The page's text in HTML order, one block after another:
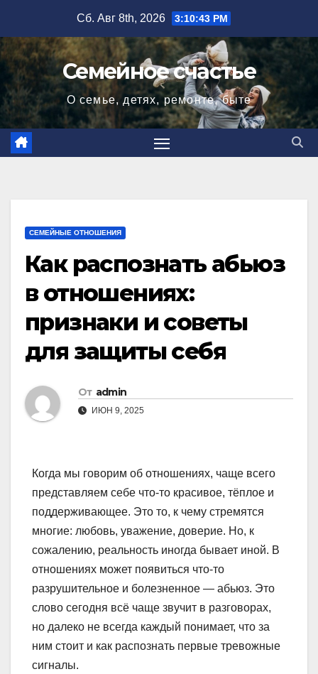
содержимому
Сб. Авг 8th, 2026 3:10:44 PM
Семейное счастье
О семье, детях, ремонте, быте
СЕМЕЙНЫЕ ОТНОШЕНИЯ
Как распознать абьюз
в отношениях:
признаки и советы
для защиты себя
От admin
ИЮН 9, 2025
Когда мы говорим об отношениях, чаще всего
представляем себе что-то красивое, тёплое и
поддерживающее. Это то, к чему стремятся
многие: любовь, уважение, доверие. Но, к
сожалению, реальность иногда бывает иной. В
отношениях может появиться что-то
разрушительное и болезненное — абьюз. Это
слово сегодня всё чаще звучит в разговорах,
но далеко не всегда каждый понимает, что за
ним стоит и как распознать первые тревожные
сигналы.